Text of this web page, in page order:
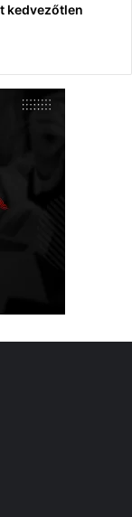
kedvezőtlen